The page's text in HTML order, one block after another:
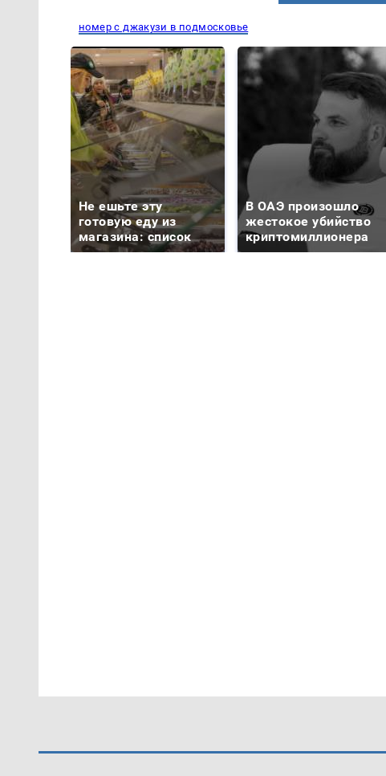
номер с джакузи в подмосковье
Не ешьте эту
готовую еду из
магазина: список
В ОАЭ произошло
жестокое убийство
криптомиллионера